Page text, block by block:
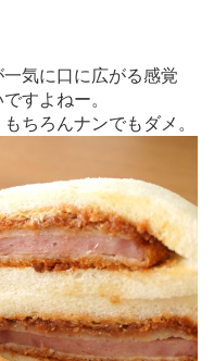
気に口に広がる感覚
すよねー。
ちろんナンでもダメ。